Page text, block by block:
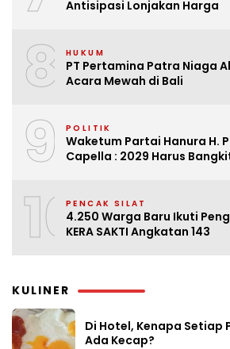
Antisipasi Lonjakan Harga
8 HUKUM
PT Pertamina Patra Niaga
Acara Mewah di Bali
9 POLITIK
Waketum Partai Hanura H.
Capella : 2029 Harus
10PENCAK SILAT
4.250 Warga Baru Ikuti
KERA SAKTI Angkatan 143
KULINER
Di Hotel, Kenapa Setiap
Ada Kecap?